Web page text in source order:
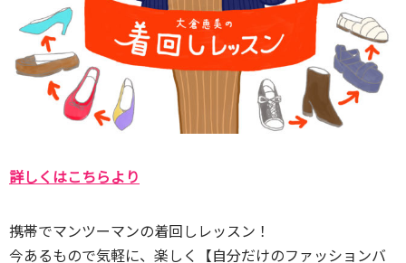
詳しくはこちらより
携帯でマンツーマンの着回しレッスン！
今あるもので気軽に、楽しく【自分だけのファッションバ